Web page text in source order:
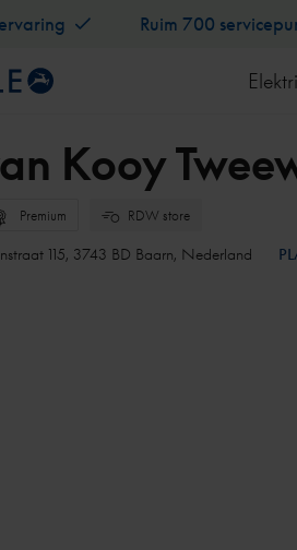
Ruim 700
Kooy
Premium RDW store
115, 3743 BD Baarn, Nederland